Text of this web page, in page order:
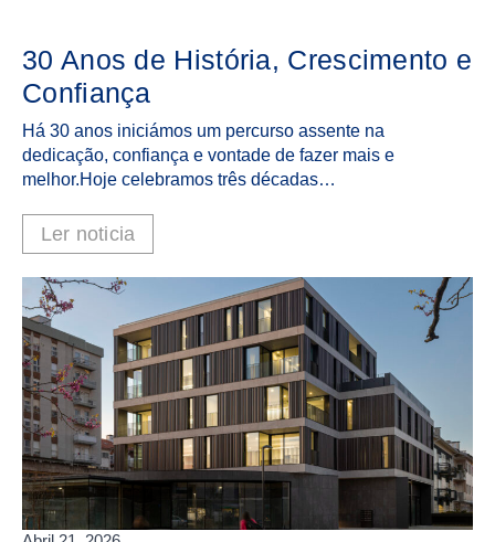
30 Anos de História, Crescimento e
Confiança
Há 30 anos iniciámos um percurso assente na
dedicação, confiança e vontade de fazer mais e
melhor.Hoje celebramos três décadas…
Ler noticia